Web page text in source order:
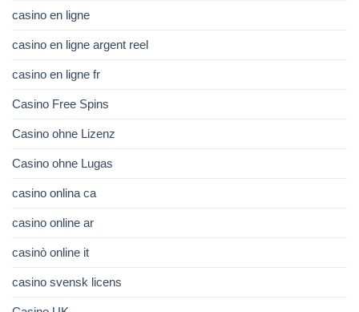
casino en ligne
casino en ligne argent reel
casino en ligne fr
Casino Free Spins
Casino ohne Lizenz
Casino ohne Lugas
casino onlina ca
casino online ar
casinò online it
casino svensk licens